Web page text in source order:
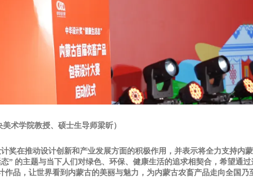
美术学院教授、硕士生导师梁昕）
奖在推动设计创新和产业发展方面的积极作用，并表示将全力支持内
” 的主题与当下人们对绿色、环保、健康生活的追求相契合，希望通过
品，让世界看到内蒙古的美丽与魅力，为内蒙古农畜产品走向全国乃